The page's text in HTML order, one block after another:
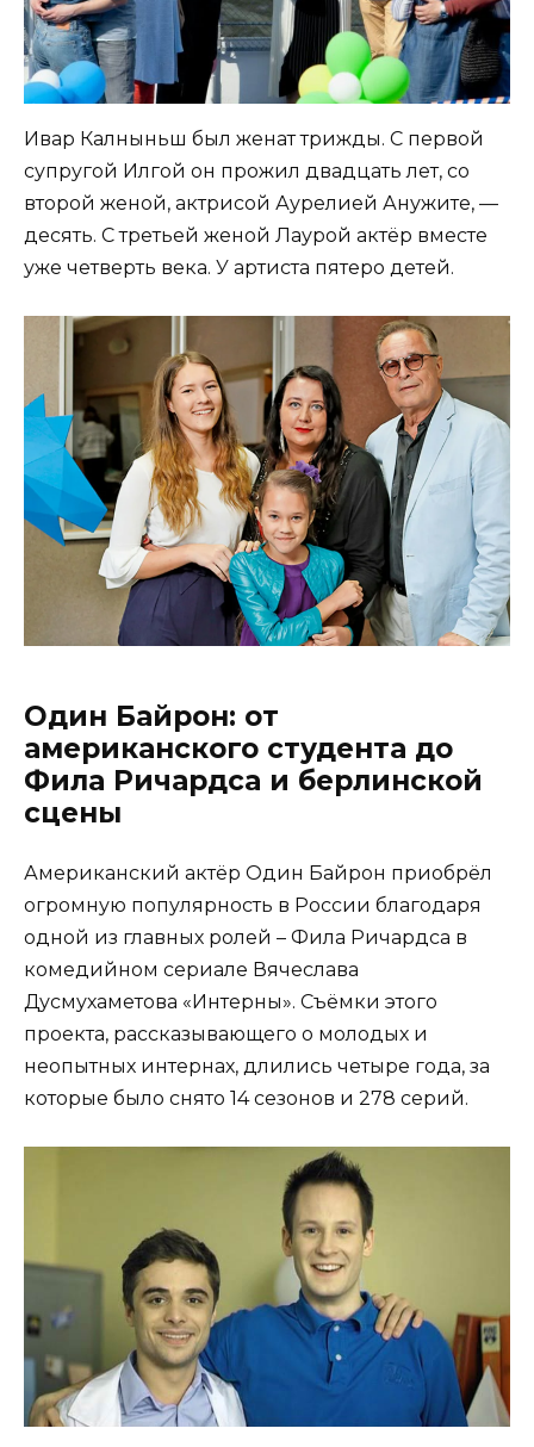
Ивар Калныньш был женат трижды. С первой
супругой Илгой он прожил двадцать лет, со
второй женой, актрисой Аурелией Анужите, —
десять. С третьей женой Лаурой актёр вместе
уже четверть века. У артиста пятеро детей.
Один Байрон: от
американского студента до
Фила Ричардса и берлинской
сцены
Американский актёр Один Байрон приобрёл
огромную популярность в России благодаря
одной из главных ролей – Фила Ричардса в
комедийном сериале Вячеслава
Дусмухаметова «Интерны». Съёмки этого
проекта, рассказывающего о молодых и
неопытных интернах, длились четыре года, за
которые было снято 14 сезонов и 278 серий.